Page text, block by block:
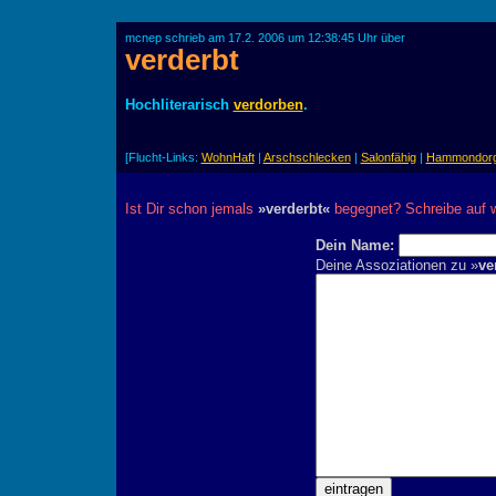
mcnep schrieb am 17.2. 2006 um 12:38:45 Uhr über
verderbt
Hochliterarisch verdorben.
[Flucht-Links: WohnHaft| Arschschlecken| Salonfähig|
Ist Dir schon jemals »verderbt«begegnet? Schreibe auf
Dein Name:
Deine Assoziationen zu »